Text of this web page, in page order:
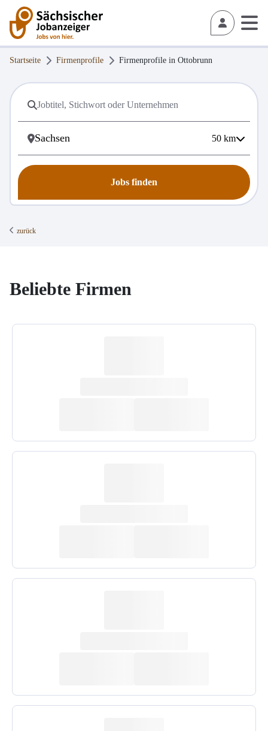
Startseite Firmenprofile Firmenprofile in Ottobrunn
50 km
Jobs finden
zurück
Beliebte Firmen